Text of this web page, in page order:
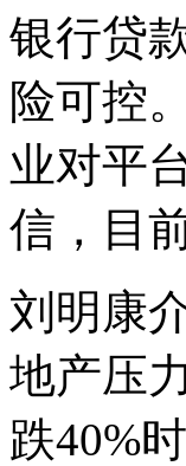
银行贷
险可控
业对平
信，目
刘明康
地产压
跌40%